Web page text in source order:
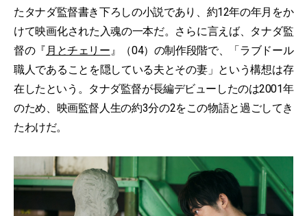
たタナダ監督書き下ろしの小説であり、約12年の年月をか
けて映画化された入魂の一本だ。さらに言えば、タナダ監
督の『 月とチェリー 』（04）の制作段階で、「ラブドール
職人であることを隠している夫とその妻」という構想は存
在したという。タナダ監督が長編デビューしたのは2001年
のため、映画監督人生の約3分の2をこの物語と過ごしてき
たわけだ。